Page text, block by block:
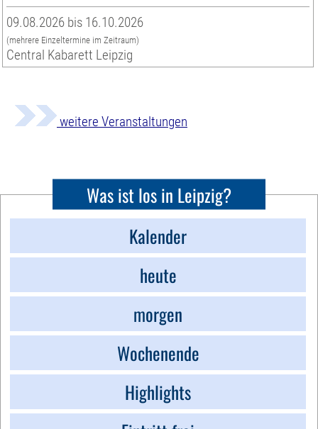
09.08.2026 bis 16.10.2026
(mehrere Einzeltermine im Zeitraum)
Central Kabarett Leipzig
weitere Veranstaltungen
Was ist los in Leipzig?
Kalender
heute
morgen
Wochenende
Highlights